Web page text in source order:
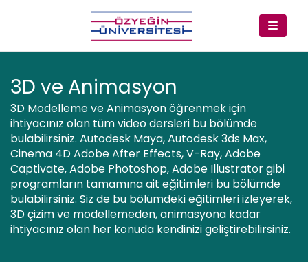
3D ve Animasyon
3D Modelleme ve Animasyon öğrenmek için
ihtiyacınız olan tüm video dersleri bu bölümde
bulabilirsiniz. Autodesk Maya, Autodesk 3ds Max,
Cinema 4D Adobe After Effects, V-Ray, Adobe
Captivate, Adobe Photoshop, Adobe Illustrator gibi
programların tamamına ait eğitimleri bu bölümde
bulabilirsiniz. Siz de bu bölümdeki eğitimleri izleyerek,
3D çizim ve modellemeden, animasyona kadar
ihtiyacınız olan her konuda kendinizi geliştirebilirsiniz.